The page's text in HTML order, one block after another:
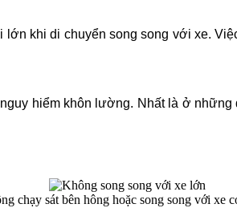
khi di chuyển song song với xe.
hiểm khôn lường. Nhất là ở
chạy sát bên hông hoặc song song với xe